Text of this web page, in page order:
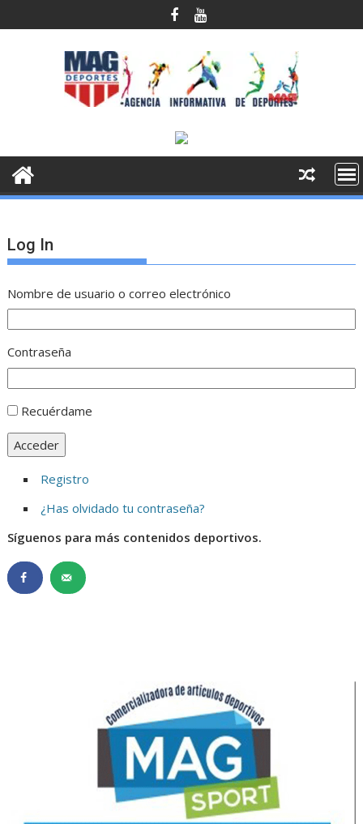
al
Log In
Nombre de usuario o correo electrónico
Contraseña
Recuérdame
Acceder
Registro
¿Has olvidado tu contraseña?
Síguenos para más contenidos deportivos.